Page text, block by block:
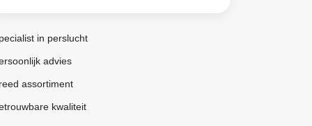
in perslucht
advies
assortiment
kwaliteit